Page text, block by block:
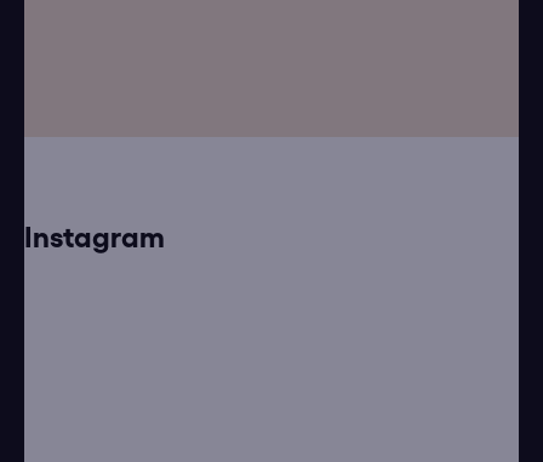
Instagram